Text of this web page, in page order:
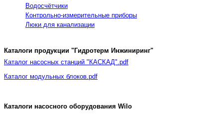
Водосчётчики
Контрольно-измерительные приборы
Люки для канализации
Каталоги продукции "Гидротерм Инжиниринг"
Каталог насосных станций "КАСКАД".pdf
Каталог модульных блоков.pdf
Каталоги насосного оборудования Wilo